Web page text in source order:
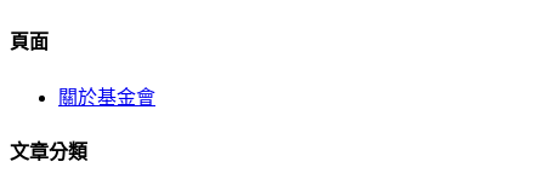
頁面
關於基金會
文章分類